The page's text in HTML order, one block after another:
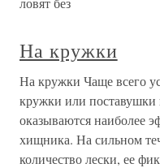
На кружки
На кружки Чаще всего
кружки или
оказываются наиболее
хищника. На сильном
количество лески, ее